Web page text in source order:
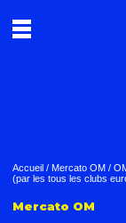
Accueil / Mercato OM /
(par les tous les clubs
Mercato OM